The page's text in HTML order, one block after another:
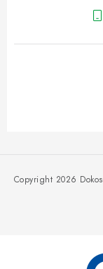
Copyright 2026